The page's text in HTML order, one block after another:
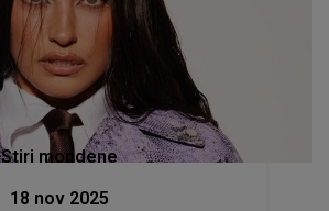
Stiri mondene
18 nov 2025